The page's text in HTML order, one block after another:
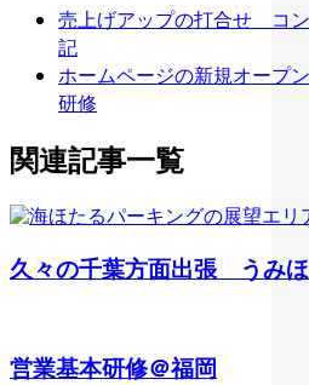
売上げアップの打合せ コ
記
ホームページの新規オープ
研修
関連記事一覧
久々の千葉方面出張 うみ
営業基本研修＠福岡